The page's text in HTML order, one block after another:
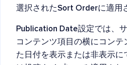
選択されたSort Orderに適用
Publication Date設定では、
コンテンツ項目の横にコンテ
た日付を表示または非表示に